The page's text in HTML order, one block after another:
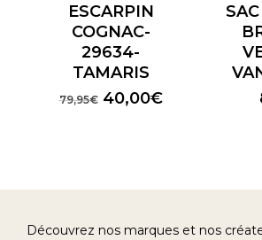
ESCARPIN
COGNAC-
29634-
TAMARIS
79,95€ Le
40,00€Le
Découvrez nos marques et nos